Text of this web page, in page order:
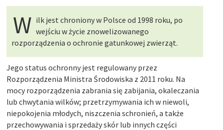
W ilk jest chroniony w Polsce od 1998 roku, po
wejściu w życie znowelizowanego
rozporządzenia o ochronie gatunkowej zwierząt.
Jego status ochronny jest regulowany przez
Rozporządzenia Ministra Środowiska z 2011 roku. Na
mocy rozporządzenia zabrania się zabijania, okaleczania
lub chwytania wilków; przetrzymywania ich w niewoli,
niepokojenia młodych, niszczenia schronień, a także
przechowywania i sprzedaży skór lub innych części